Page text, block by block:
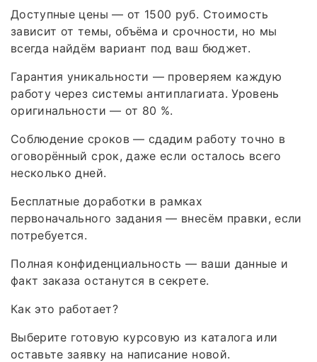
Доступные цены — от 1500 руб. Стоимость
зависит от темы, объёма и срочности, но мы
всегда найдём вариант под ваш бюджет.
Гарантия уникальности — проверяем каждую
работу через системы антиплагиата. Уровень
оригинальности — от 80 %.
Соблюдение сроков — сдадим работу точно в
оговорённый срок, даже если осталось всего
несколько дней.
Бесплатные доработки в рамках
первоначального задания — внесём правки, если
потребуется.
Полная конфиденциальность — ваши данные и
факт заказа останутся в секрете.
Как это работает?
Выберите готовую курсовую из каталога или
оставьте заявку на написание новой.